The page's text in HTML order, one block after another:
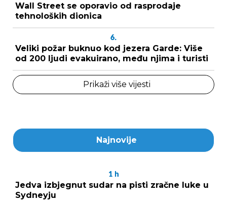
Wall Street se oporavio od rasprodaje
tehnoloških dionica
6.
Veliki požar buknuo kod jezera Garde: Više
od 200 ljudi evakuirano, među njima i turisti
Prikaži više vijesti
Najnovije
1 h
Jedva izbjegnut sudar na pisti zračne luke u
Sydneyju